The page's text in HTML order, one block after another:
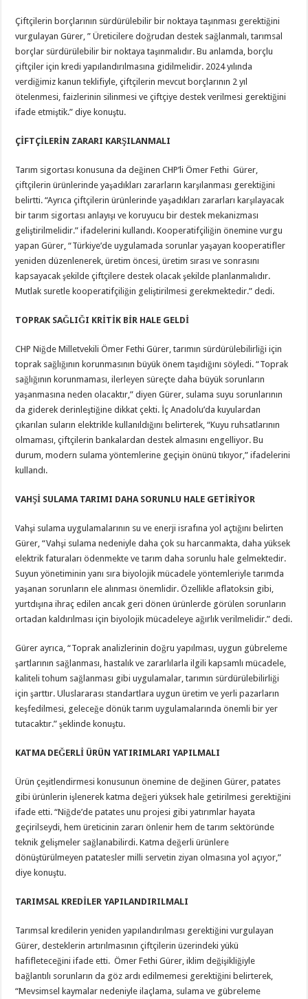
Çiftçilerin borçlarının sürdürülebilir bir noktaya taşınması gerektiğini
vurgulayan Gürer, ” Üreticilere doğrudan destek sağlanmalı, tarımsal
borçlar sürdürülebilir bir noktaya taşınmalıdır. Bu anlamda, borçlu
çiftçiler için kredi yapılandırılmasına gidilmelidir. 2024 yılında
verdiğimiz kanun teklifiyle, çiftçilerin mevcut borçlarının 2 yıl
ötelenmesi, faizlerinin silinmesi ve çiftçiye destek verilmesi gerektiğini
ifade etmiştik.” diye konuştu.
ÇİFTÇİLERİN ZARARI KARŞILANMALI
Tarım sigortası konusuna da değinen CHP’li Ömer Fethi Gürer,
çiftçilerin ürünlerinde yaşadıkları zararların karşılanması gerektiğini
belirtti. “Ayrıca çiftçilerin ürünlerinde yaşadıkları zararları karşılayacak
bir tarım sigortası anlayışı ve koruyucu bir destek mekanizması
geliştirilmelidir.” ifadelerini kullandı. Kooperatifçiliğin önemine vurgu
yapan Gürer, “Türkiye’de uygulamada sorunlar yaşayan kooperatifler
yeniden düzenlenerek, üretim öncesi, üretim sırası ve sonrasını
kapsayacak şekilde çiftçilere destek olacak şekilde planlanmalıdır.
Mutlak suretle kooperatifçiliğin geliştirilmesi gerekmektedir.” dedi.
TOPRAK SAĞLIĞI KRİTİK BİR HALE GELDİ
CHP Niğde Milletvekili Ömer Fethi Gürer, tarımın sürdürülebilirliği için
toprak sağlığının korunmasının büyük önem taşıdığını söyledi. “Toprak
sağlığının korunmaması, ilerleyen süreçte daha büyük sorunların
yaşanmasına neden olacaktır,” diyen Gürer, sulama suyu sorunlarının
da giderek derinleştiğine dikkat çekti. İç Anadolu’da kuyulardan
çıkarılan suların elektrikle kullanıldığını belirterek, “Kuyu ruhsatlarının
olmaması, çiftçilerin bankalardan destek almasını engelliyor. Bu
durum, modern sulama yöntemlerine geçişin önünü tıkıyor,” ifadelerini
kullandı.
VAHŞİ SULAMA TARIMI DAHA SORUNLU HALE GETİRİYOR
Vahşi sulama uygulamalarının su ve enerji israfına yol açtığını belirten
Gürer, “Vahşi sulama nedeniyle daha çok su harcanmakta, daha yüksek
elektrik faturaları ödenmekte ve tarım daha sorunlu hale gelmektedir.
Suyun yönetiminin yanı sıra biyolojik mücadele yöntemleriyle tarımda
yaşanan sorunların ele alınması önemlidir. Özellikle aflatoksin gibi,
yurtdışına ihraç edilen ancak geri dönen ürünlerde görülen sorunların
ortadan kaldırılması için biyolojik mücadeleye ağırlık verilmelidir.” dedi.
Gürer ayrıca, “Toprak analizlerinin doğru yapılması, uygun gübreleme
şartlarının sağlanması, hastalık ve zararlılarla ilgili kapsamlı mücadele,
kaliteli tohum sağlanması gibi uygulamalar, tarımın sürdürülebilirliği
için şarttır. Uluslararası standartlara uygun üretim ve yerli pazarların
keşfedilmesi, geleceğe dönük tarım uygulamalarında önemli bir yer
tutacaktır.” şeklinde konuştu.
KATMA DEĞERLİ ÜRÜN YATIRIMLARI YAPILMALI
Ürün çeşitlendirmesi konusunun önemine de değinen Gürer, patates
gibi ürünlerin işlenerek katma değeri yüksek hale getirilmesi gerektiğini
ifade etti. “Niğde’de patates unu projesi gibi yatırımlar hayata
geçirilseydi, hem üreticinin zararı önlenir hem de tarım sektöründe
teknik gelişmeler sağlanabilirdi. Katma değerli ürünlere
dönüştürülmeyen patatesler milli servetin ziyan olmasına yol açıyor,”
diye konuştu.
TARIMSAL KREDİLER YAPILANDIRILMALI
Tarımsal kredilerin yeniden yapılandırılması gerektiğini vurgulayan
Gürer, desteklerin artırılmasının çiftçilerin üzerindeki yükü
hafifleteceğini ifade etti. Ömer Fethi Gürer, iklim değişikliğiyle
bağlantılı sorunların da göz ardı edilmemesi gerektiğini belirterek,
“Mevsimsel kaymalar nedeniyle ilaçlama, sulama ve gübreleme